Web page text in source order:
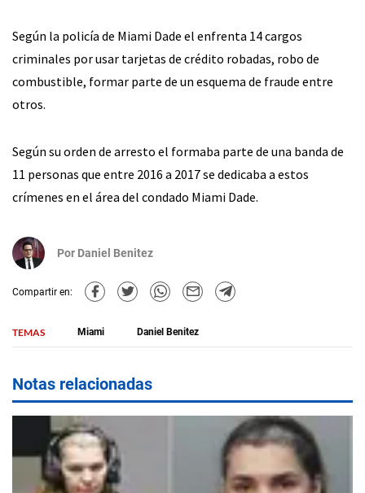
Según la policía de Miami Dade el enfrenta 14 cargos
criminales por usar tarjetas de crédito robadas, robo de
combustible, formar parte de un esquema de fraude entre
otros.
Según su orden de arresto el formaba parte de una banda de
11 personas que entre 2016 a 2017 se dedicaba a estos
crímenes en el área del condado Miami Dade.
Por Daniel Benitez
Compartir en:
TEMAS Miami Daniel Benitez
Notas relacionadas